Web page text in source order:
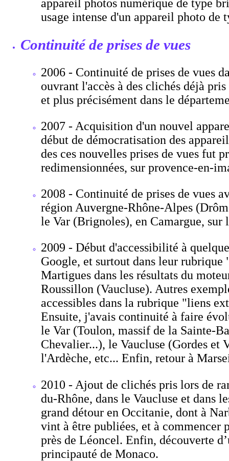
appareil photos numérique de type
usage intense d'un appareil photo de
Continuité de prises de vues
2006 - Continuité de prises de vues
ouvrant l'accès à des clichés déjà
et plus précisément dans le
2007 - Acquisition d'un nouvel
début de démocratisation des
des ces nouvelles prises de vues fut
redimensionnées, sur provence-en-
2008 - Continuité de prises de vues
région Auvergne-Rhône-Alpes
le Var (Brignoles), en Camargue, sur
2009 - Début d'accessibilité à
Google, et surtout dans leur
Martigues dans les résultats du
Roussillon (Vaucluse). Autres
accessibles dans la rubrique "liens
Ensuite, j'avais continuité à faire
le Var (Toulon, massif de la Sainte-
Chevalier...), le Vaucluse (Gordes et
l'Ardèche, etc... Enfin, retour à
2010 - Ajout de clichés pris lors de
du-Rhône, dans le Vaucluse et dans
grand détour en Occitanie, dont à
vint à être publiées, et à commencer
près de Léoncel. Enfin, découverte
principauté de Monaco.